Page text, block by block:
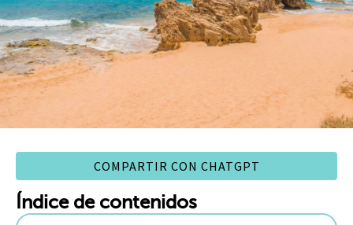
COMPARTIR CON CHATGPT
Índice de contenidos